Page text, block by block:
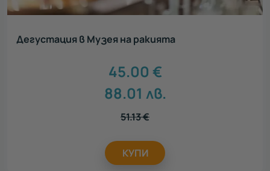
Дегустация в Музея на ракията
45.00 €
88.01 лв.
51.13€
КУПИ